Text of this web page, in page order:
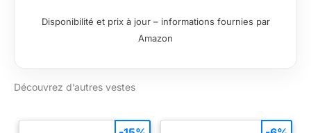
Disponibilité et prix à jour – informations fournies par
Amazon
Découvrez d’autres vestes